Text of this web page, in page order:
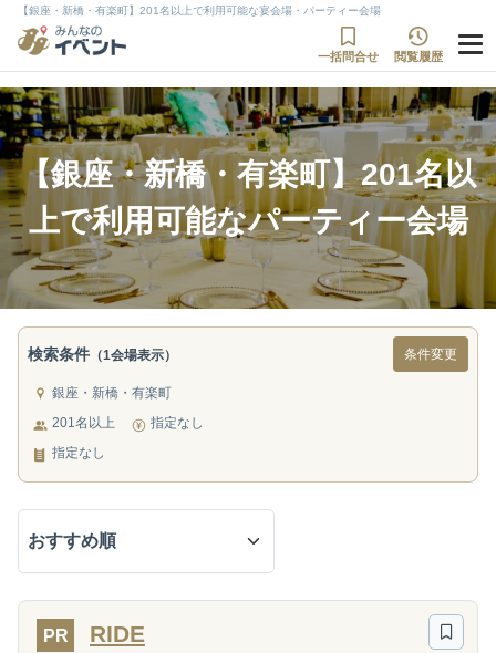
【銀座・新橋・有楽町】201名以上で利用可能な宴会場・パーティー会場
一括問合せ 閲覧履歴
【銀座・新橋・有楽町】201名以
上で利用可能なパーティー会場
検索条件 （1会場表示） 条件変更
銀座・新橋・有楽町
201名以上
指定なし
指定なし
PR RIDE